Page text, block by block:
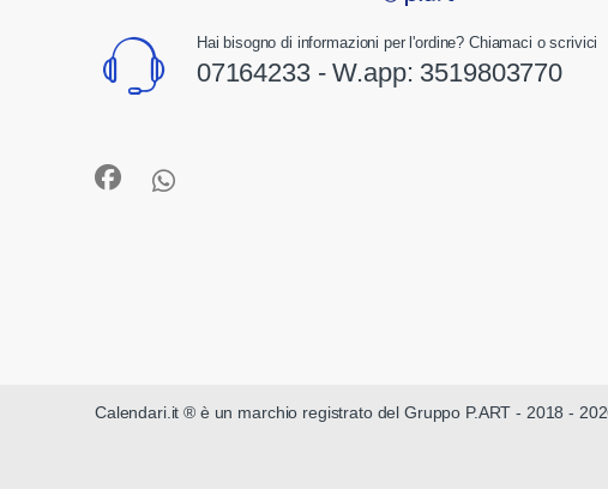
Hai bisogno di informazioni per l'ordine? Chiamaci o scrivici
07164233 - W.app: 3519803770
Calendari.it ® è un marchio registrato del Gruppo P.ART - 2018 -